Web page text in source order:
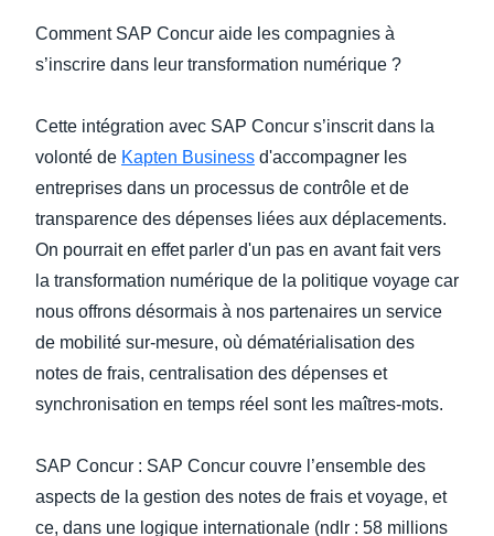
Comment SAP Concur aide les compagnies à
s’inscrire dans leur transformation numérique ?
Cette intégration avec SAP Concur s’inscrit dans la
volonté de Kapten Business d'accompagner les
entreprises dans un processus de contrôle et de
transparence des dépenses liées aux déplacements.
On pourrait en effet parler d'un pas en avant fait vers
la transformation numérique de la politique voyage car
nous offrons désormais à nos partenaires un service
de mobilité sur-mesure, où dématérialisation des
notes de frais, centralisation des dépenses et
synchronisation en temps réel sont les maîtres-mots.
SAP Concur : SAP Concur couvre l’ensemble des
aspects de la gestion des notes de frais et voyage, et
ce, dans une logique internationale (ndlr : 58 millions